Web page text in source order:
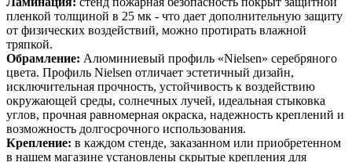
пленкой толщиной в 25 мк - что дает дополнительную защиту
от физических воздействий, можно протирать влажной
тряпкой.
Обрамление: Алюминиевый профиль «Nielsen» серебряного
цвета. Профиль Nielsen отличает эстетичный дизайн,
исключительная прочность, устойчивость к воздействию
окружающей среды, солнечных лучей, идеальная стыковка
углов, прочная равномерная окраска, надежность креплений и
возможность долгосрочного использования.
Крепление: в каждом стенде, заказанном или приобретенном
в нашем магазине установлены скрытые крепления для